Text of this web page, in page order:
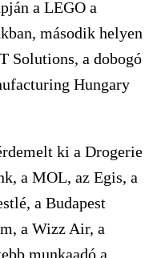
a LEGO a
második helyen
Solutions, a dobogó
Hungary
ki a Drogerie
a MOL, az Egis, a
a Budapest
a Wizz Air, a
munkaadó a